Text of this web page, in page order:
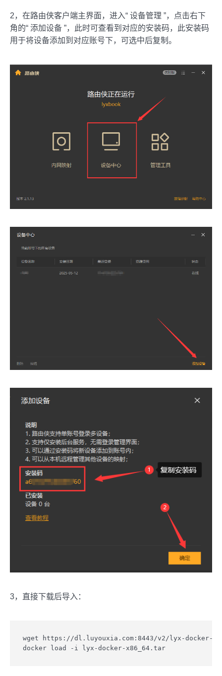
2，在路由侠客户端主界面，进入“ 设备管理 ”，点击右下
角的“ 添加设备 ”，此时可查看到对应的安装码，此安装码
用于将设备添加到对应账号下，可选中后复制。
3，直接下载后导入：
wget https://dl.luyouxia.com:8443/v2/lyx-docker-
docker load -i lyx-docker-x86_64.tar